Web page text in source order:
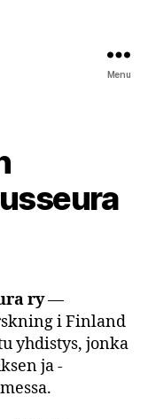
Menu
ry—
i Finland
yhdistys, jonka
ja -